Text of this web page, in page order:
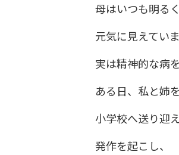
母はいつも明るく
元気に見えてい
実は精神的な病
ある日、私と姉を
小学校へ送り迎
発作を起こし、